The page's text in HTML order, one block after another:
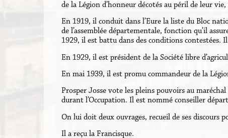
de la Légion d’honneur décotés au péril de leur
En 1919, il conduit dans l’Eure la liste du Bloc
de l’assemblée départementale, fonction qu’il
1929, il est battu dans des conditions contestées.
En 1929, il est président de la Société libre
En mai 1939, il est promu commandeur de la
Prosper Josse vote les pleins pouvoirs au
durant l’Occupation. Il est nommé conseiller
On lui doit deux ouvrages, recueil de ses discours
Il a reçu la Francisque.